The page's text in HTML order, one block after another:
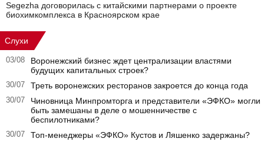
Segezha договорилась с китайскими партнерами о проекте
биохимкомплекса в Красноярском крае
Слухи
03/08
Воронежский бизнес ждет централизации властями
будущих капитальных строек?
30/07 Треть воронежских ресторанов закроется до конца года
30/07
Чиновница Минпромторга и представители «ЭФКО» могли
быть замешаны в деле о мошенничестве с
беспилотниками?
30/07 Топ-менеджеры «ЭФКО» Кустов и Ляшенко задержаны?